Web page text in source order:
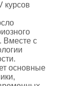
курсов
Вместе с
основные